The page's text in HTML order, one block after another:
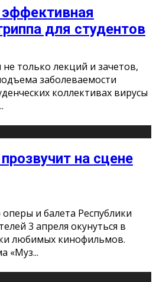
для студентов
только лекций и зачетов,
заболеваемости
коллективах вирусы
на сцене
и балета Республики
3 апреля окунуться в
любимых кинофильмов.
«Муз...